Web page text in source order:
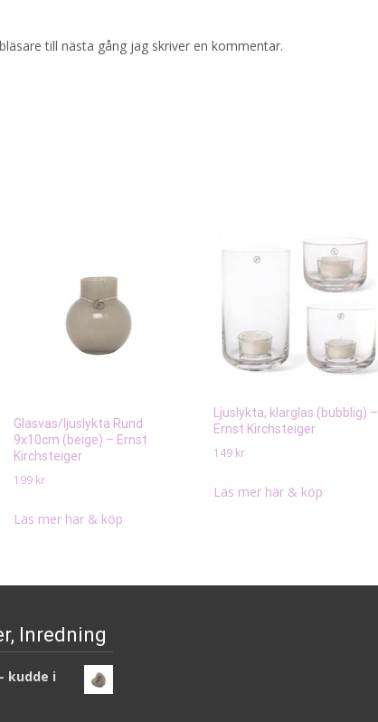
till nästa gång jag skriver en kommentar.
Glasvas/ljuslykta Rund
9x10cm (beige) – Ernst
Kirchsteiger
199 kr
Läs mer här & köp
Ljuslykta, klarglas (bubblig) –
Ernst Kirchsteiger
149 kr
Läs mer här & köp
Inredning
kudde i